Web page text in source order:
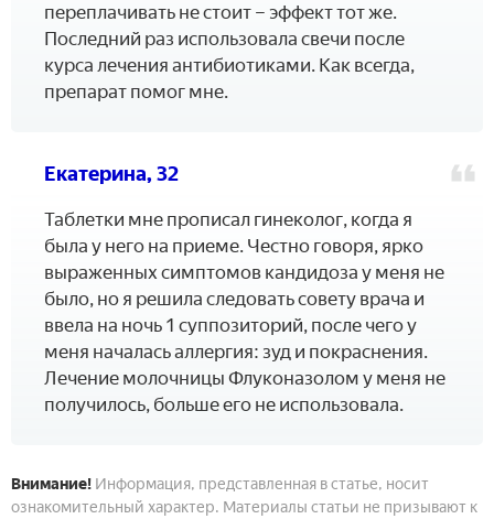
переплачивать не стоит – эффект тот же.
Последний раз использовала свечи после
курса лечения антибиотиками. Как всегда,
препарат помог мне.
Екатерина, 32
Таблетки мне прописал гинеколог, когда я
была у него на приеме. Честно говоря, ярко
выраженных симптомов кандидоза у меня не
было, но я решила следовать совету врача и
ввела на ночь 1 суппозиторий, после чего у
меня началась аллергия: зуд и покраснения.
Лечение молочницы Флуконазолом у меня не
получилось, больше его не использовала.
Внимание! Информация, представленная в статье, носит
ознакомительный характер. Материалы статьи не призывают к